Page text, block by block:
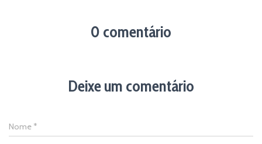
0 comentário
Deixe um comentário
Nome *